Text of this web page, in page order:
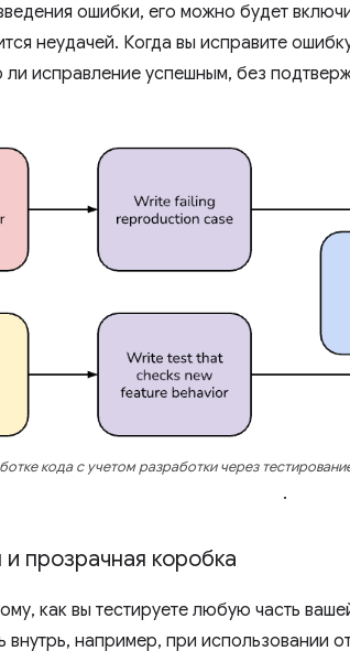
ошибки, его можно будет
неудачей. Когда вы исправите
исправление успешным, без
кода с учетом разработки через
.
прозрачная коробка
как вы тестируете любую часть
внутрь, например, при использовании